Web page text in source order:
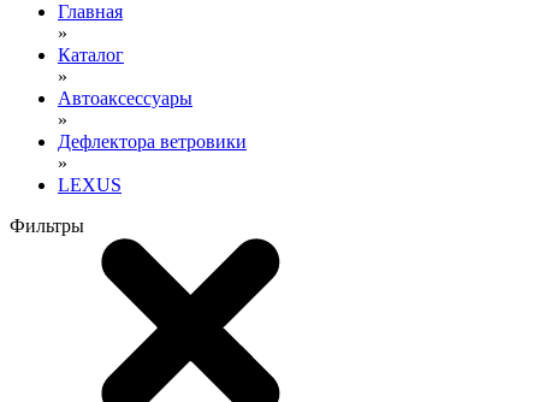
Главная
»
Каталог
»
Автоаксессуары
»
Дефлектора ветровики
»
LEXUS
Фильтры